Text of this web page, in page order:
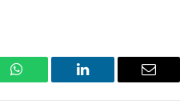
WhatsApp LinkedIn Email